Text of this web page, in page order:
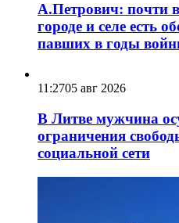
А.Петрович: почти
городе и селе есть
павших в годы
11:2705 авг 2026
В Литве мужчина
ограничения
социальной сети